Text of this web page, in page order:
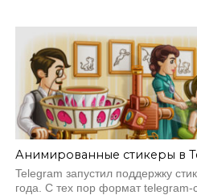
Анимированные стикеры в
Telegram запустил поддержку
года. С тех пор формат telegram-